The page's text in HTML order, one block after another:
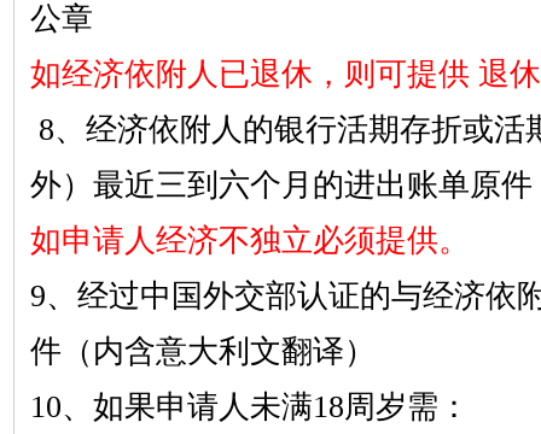
公章
如经济依附人已退休，则可提供 退
8、经济依附人的银行活期存折或活
外）最近三到六个月的进出账单原件
如申请人经济不独立必须提供。
9、经过中国外交部认证的与经济依
件（内含意大利文翻译）
10、如果申请人未满18周岁需：